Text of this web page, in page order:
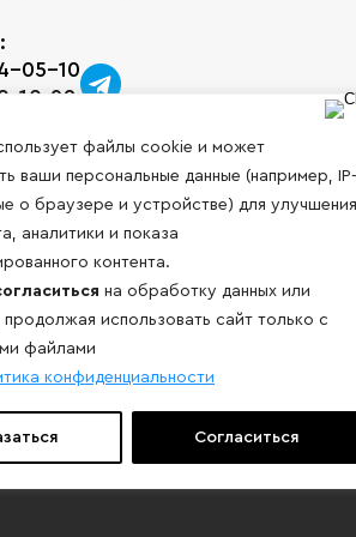
файлы cookie и может
ваши персональные данные (например, IP-
о браузере и устройстве) для улучшения
аналитики и показа
контента.
на обработку данных или
продолжая использовать сайт только с
файлами
конфиденциальности
Согласиться
05-10
10-92
Пятница с 9:00 до 18:00,
только с юридическими
представленная на сайте